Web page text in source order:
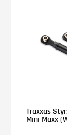
Traxxas
Mini Maxx